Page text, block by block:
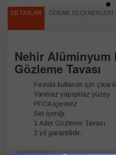
DETAYLAR ÖDEME SEÇENEKLERI
Nehir Alüminyum
Gözleme Tavası
Fırında kullanım için
Yanmaz yapışmaz yüzey
PFOA içermez
Set İçeriği;
1 Adet Gözleme Tavası
2 yıl garantilidir.